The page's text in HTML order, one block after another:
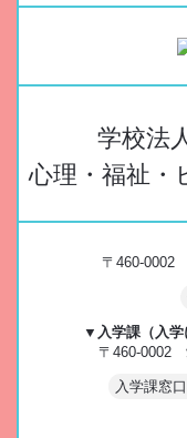
学校法
心理・福祉・
〒460-0002
▼入学課（入学
〒460-0002
入学課窓